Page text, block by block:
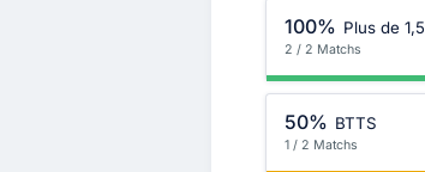
100% Plus de 1,5
2 / 2 Matchs
50% BTTS
1 / 2 Matchs